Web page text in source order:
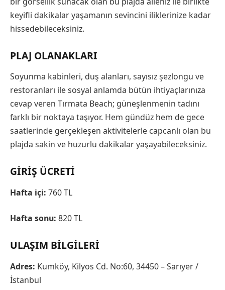
keyifli dakikalar yaşamanın sevincini iliklerinize kadar
hissedebileceksiniz.
PLAJ OLANAKLARI
Soyunma kabinleri, duş alanları, sayısız şezlongu ve
restoranları ile sosyal anlamda bütün ihtiyaçlarınıza
cevap veren Tırmata Beach; güneşlenmenin tadını
farklı bir noktaya taşıyor. Hem gündüz hem de gece
saatlerinde gerçekleşen aktivitelerle capcanlı olan bu
plajda sakin ve huzurlu dakikalar yaşayabileceksiniz.
GIRIŞ ÜCRETI
Hafta içi: 760 TL
Hafta sonu: 820 TL
ULAŞIM BILGILERI
Adres: Kumköy, Kilyos Cd. No:60, 34450 – Sarıyer /
İstanbul